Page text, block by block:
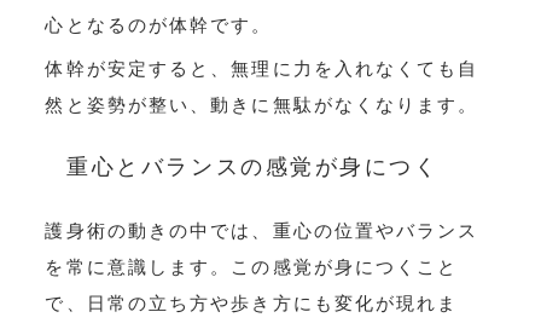
心となるのが体幹です。
体幹が安定すると、無理に力を入れなくても自
然と姿勢が整い、動きに無駄がなくなります。
重心とバランスの感覚が身につく
護身術の動きの中では、重心の位置やバランス
を常に意識します。この感覚が身につくこと
で、日常の立ち方や歩き方にも変化が現れま